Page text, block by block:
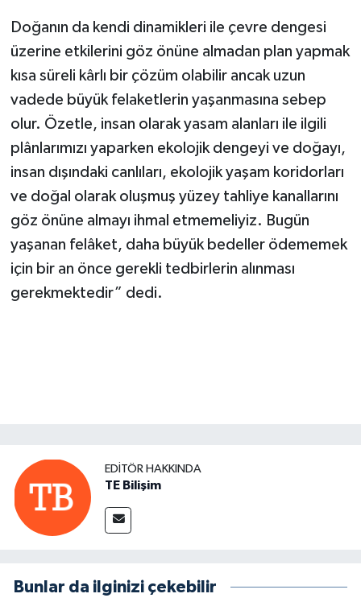
Doğanın da kendi dinamikleri ile çevre dengesi
üzerine etkilerini göz önüne almadan plan yapmak
kısa süreli kârlı bir çözüm olabilir ancak uzun
vadede büyük felaketlerin yaşanmasına sebep
olur. Özetle, insan olarak yasam alanları ile ilgili
plânlarımızı yaparken ekolojik dengeyi ve doğayı,
insan dışındaki canlıları, ekolojik yaşam koridorları
ve doğal olarak oluşmuş yüzey tahliye kanallarını
göz önüne almayı ihmal etmemeliyiz. Bugün
yaşanan felâket, daha büyük bedeller ödememek
için bir an önce gerekli tedbirlerin alınması
gerekmektedir” dedi.
EDITÖR HAKKINDA
TE Bilişim
Bunlar da ilginizi çekebilir